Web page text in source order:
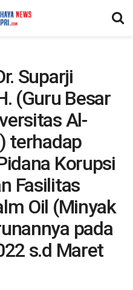
Suparji
(Guru Besar
Al-
terhadap
Korupsi
Fasilitas
Oil (Minyak
pada
s.d Maret